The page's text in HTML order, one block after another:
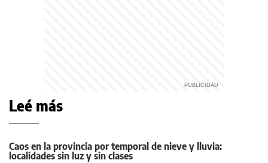
Leé más
Caos en la provincia por temporal de nieve y lluvia:
localidades sin luz y sin clases